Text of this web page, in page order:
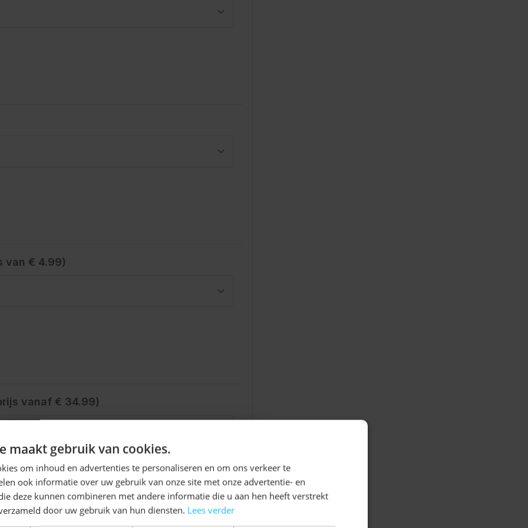
van € 4.99)
vanaf € 34.99)
maakt gebruik van cookies.
om inhoud en advertenties te personaliseren en om ons verkeer te
ook informatie over uw gebruik van onze site met onze advertentie- en
deze kunnen combineren met andere informatie die u aan hen heeft verstrekt
door uw gebruik van hun diensten. Lees verder
Ontvang5%
KORTING!
Schrijf je nu in voor de nieuwsbrief en ontvang toegang
tot exclusieve kortingen!